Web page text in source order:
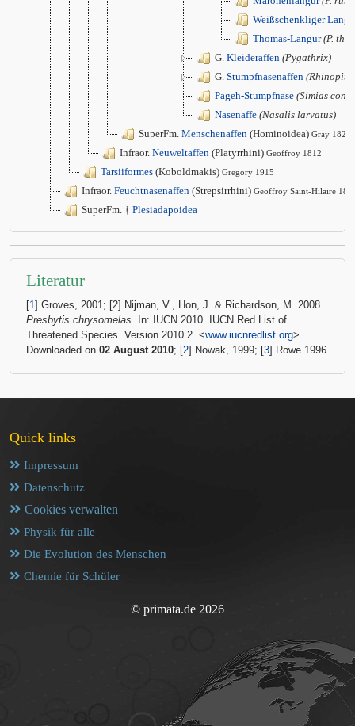
Weißschenkliger
Thomas-Langur (P.
G. Kleideraffen (Pygathrix)
G. Stumpfnasenaffen
Pageh-Stumpfnase (Simias
Nasenaffe (Nasalis larvatus)
SuperFm. Menschenaffen (Hominoidea) Gray 1825
Infraor. Neuweltaffen (Platyrrhini) Geoffroy 1812
Tarsiiformes (Koboldmakis) Gregory 1915
Infraor. Feuchtnasenaffen (Strepsirrhini) Geoffroy Saint-Hilaire
SuperFm. † Plesiadapoidea
Literatur
[1] Groves, 2001; [2] Nijman, V., Hon, J. & Richardson, M. 2008.
Presbytis chrysomelas. In: IUCN 2010. IUCN Red List of
Threatened Species. Version 2010.2. <www.iucnredlist.org>.
Downloaded on 02 August 2010; [2] Nowak, 1999; [3] Rowe 1996.
Quick links
Impressum
Datenschutz
Cookies verwalten
Physik für alle
Die Evolution des Menschen
Chemie für Schüler
© primata.de 2026